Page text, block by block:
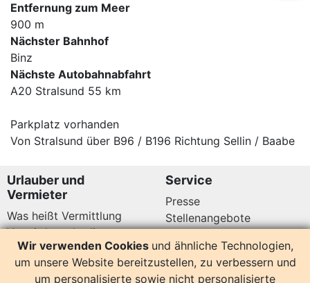
Entfernung zum Meer
900 m
Nächster Bahnhof
Binz
Nächste Autobahnabfahrt
A20 Stralsund 55 km
Parkplatz vorhanden
Von Stralsund über B96 / B196 Richtung Sellin / Baabe
Urlauber und
Vermieter
Was heißt Vermittlung
Vermittlungsbedingungen
Datenschutz
Service
Presse
Stellenangebote
Kundenbewertungen Hier sind wir auch
Wir verwenden Cookies und ähnliche Technologien,
um unsere Website bereitzustellen, zu verbessern und
um personalisierte sowie nicht personalisierte